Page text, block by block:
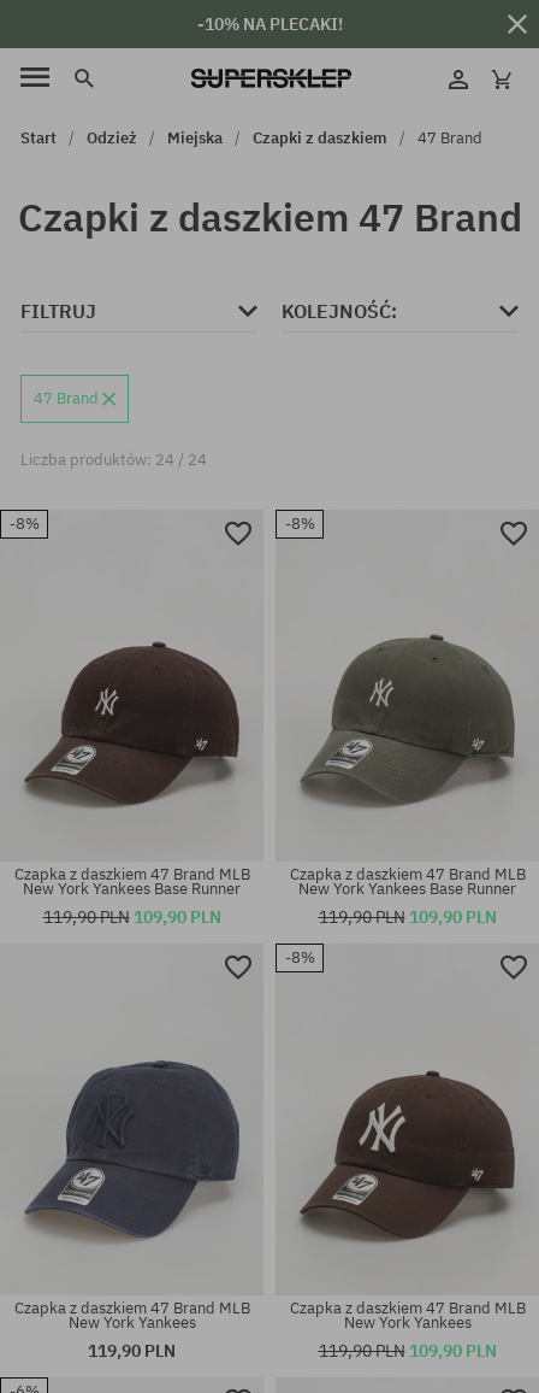
-10% NA PLECAKI!
Start Odzież Miejska Czapki z daszkiem 47 Brand
Czapki z daszkiem 47 Brand
FILTRUJ KOLEJNOŚĆ:
47 Brand
Liczba produktów: 24 / 24
-8%
Czapka z daszkiem 47 Brand MLB
New York Yankees Base Runner
119,90 PLN 109,90 PLN
-8%
Czapka z daszkiem 47 Brand MLB
New York Yankees Base Runner
119,90 PLN 109,90 PLN
Czapka z daszkiem 47 Brand MLB
New York Yankees
119,90 PLN
-8%
Czapka z daszkiem 47 Brand MLB
New York Yankees
119,90 PLN 109,90 PLN